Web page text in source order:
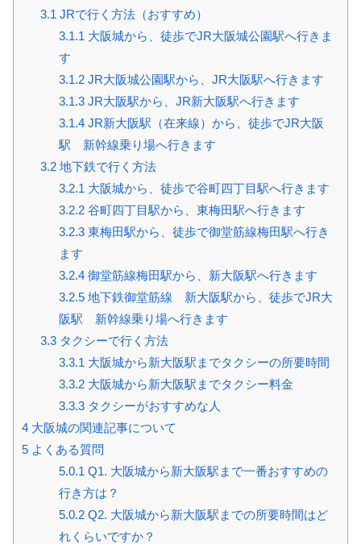
3.1 JRで行く方法（おすすめ）
3.1.1 大阪城から、徒歩でJR大阪城公園駅へ行きま
す
3.1.2JR大阪城公園駅から、JR大阪駅へ行きます
3.1.3JR大阪駅から、JR新大阪駅へ行きます
3.1.4JR新大阪駅（在来線）から、徒歩でJR大阪
駅 新幹線乗り場へ行きます
3.2地下鉄で行く方法
3.2.1 大阪城から、徒歩で谷町四丁目駅へ行きます
3.2.2谷町四丁目駅から、東梅田駅へ行きます
3.2.3東梅田駅から、徒歩で御堂筋線梅田駅へ行き
ます
3.2.4御堂筋線梅田駅から、新大阪駅へ行きます
3.2.5地下鉄御堂筋線 新大阪駅から、徒歩でJR大
阪駅 新幹線乗り場へ行きます
3.3タクシーで行く方法
3.3.1 大阪城から新大阪駅までタクシーの所要時間
3.3.2大阪城から新大阪駅までタクシー料金
3.3.3タクシーがおすすめな人
4 大阪城の関連記事について
5 よくある質問
5.0.1 Q1. 大阪城から新大阪駅まで一番おすすめの
行き方は？
5.0.2Q2. 大阪城から新大阪駅までの所要時間はど
れくらいですか？